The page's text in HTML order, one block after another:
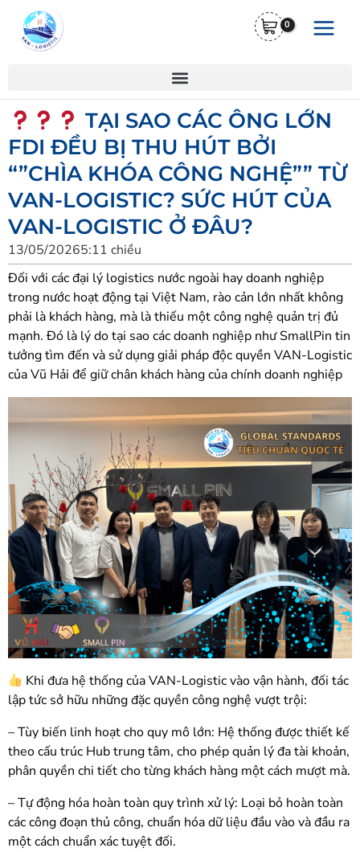
TẠI SAO CÁC ÔNG LỚN
FDI ĐỀU BỊ THU HÚT BỞI
“”CHÌA KHÓA CÔNG NGHỆ”” TỪ
VAN-LOGISTIC? SỨC HÚT CỦA
VAN-LOGISTIC Ở ĐÂU?
13/05/20265:11 chiều
Đối với các đại lý logistics nước ngoài hay doanh nghiệp
trong nước hoạt động tại Việt Nam, rào cản lớn nhất không
phải là khách hàng, mà là thiếu một công nghệ quản trị đủ
mạnh. Đó là lý do tại sao các doanh nghiệp như SmallPin tin
tưởng tìm đến và sử dụng giải pháp độc quyền VAN-Logistic
của Vũ Hải để giữ chân khách hàng của chính doanh nghiệp
Khi đưa hệ thống của VAN-Logistic vào vận hành, đối tác
lập tức sở hữu những đặc quyền công nghệ vượt trội:
– Tùy biến linh hoạt cho quy mô lớn: Hệ thống được thiết kế
theo cấu trúc Hub trung tâm, cho phép quản lý đa tài khoản,
phân quyền chi tiết cho từng khách hàng một cách mượt mà.
– Tự động hóa hoàn toàn quy trình xử lý: Loại bỏ hoàn toàn
các công đoạn thủ công, chuẩn hóa dữ liệu đầu vào và đầu ra
một cách chuẩn xác tuyệt đối.